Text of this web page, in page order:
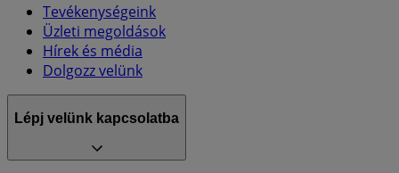
Tevékenységeink
Üzleti megoldások
Hírek és média
Dolgozz velünk
Lépj velünk kapcsolatba